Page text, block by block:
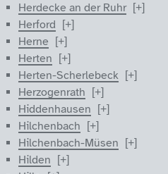
Herdecke an der Ruhr
Herford
Herne
Herten
Herten-Scherlebeck
Herzogenrath
Hiddenhausen
Hilchenbach
Hilchenbach-Müsen
Hilden